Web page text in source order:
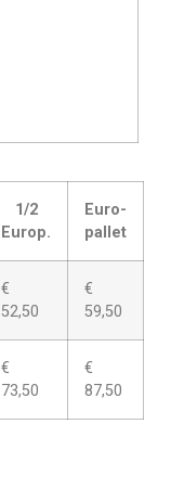
1/2
Europ.
Euro-
pallet
€
52,50
€
59,50
€
73,50
€
87,50